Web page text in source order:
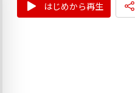
はじめから再生